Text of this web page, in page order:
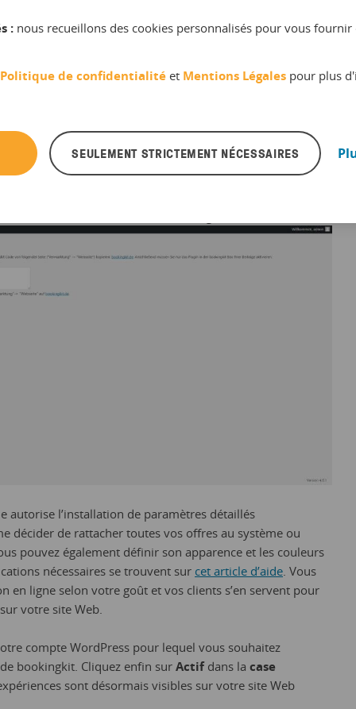
autorise l’installation de paramètres détaillés
décider de rattacher toutes vos offres au système ou
pouvez également définir son apparence et les couleurs
nécessaires se trouvent sur cet article d’aide . Vous
en ligne selon votre goût et vos clients s’en servent pour
votre site Web.
compte WordPress pour lequel vous souhaitez
bookingkit. Cliquez enfin sur Actifdans la case
sont désormais visibles sur votre site Web
: nous recueillons des cookies personnalisés pour vous fournir
Politique de confidentialité et Mentions Légales pour plus
SEULEMENT STRICTEMENT NÉCESSAIRES